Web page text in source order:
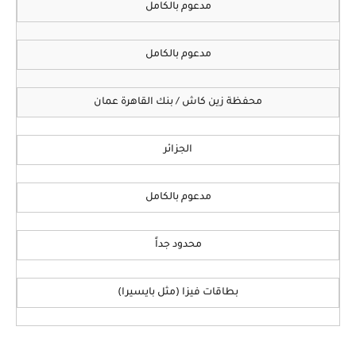
مدعوم بالكامل
مدعوم بالكامل
محفظة زين كاش / بنك القاهرة عمان
الجزائر
مدعوم بالكامل
محدود جداً
بطاقات فيزا (مثل بايسيرا)